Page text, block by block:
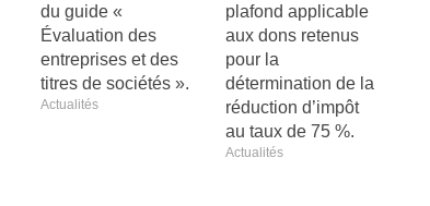
du guide «
Évaluation des
entreprises et des
titres de sociétés ».
Actualités
plafond applicable
aux dons retenus
pour la
détermination de la
réduction d’impôt
au taux de 75 %.
Actualités